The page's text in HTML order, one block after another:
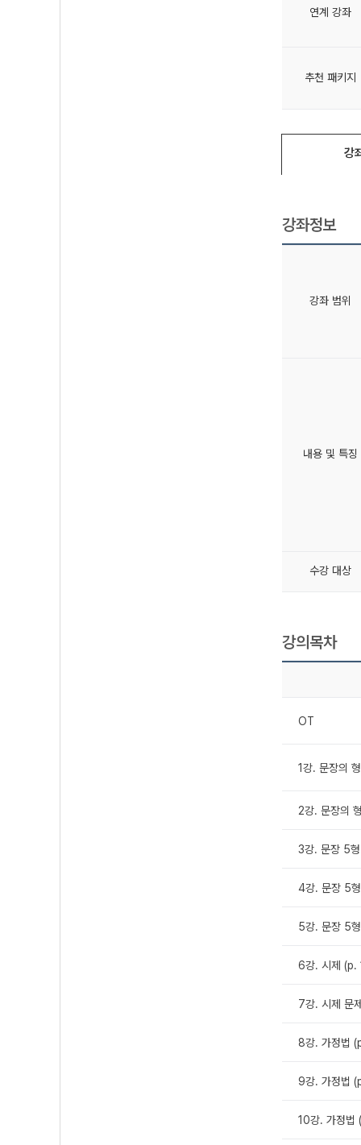
연계 강좌
추천 패키지
강
강좌정보
강좌 범위
내용 및 특징
수강 대상
강의목차
OT
1강. 문장의
2강. 문장의
3강. 문장 5
4강. 문장 5
5강. 문장 5
6강. 시제 (p.
7강. 시제 문
8강. 가정법
9강. 가정법
10강. 가정